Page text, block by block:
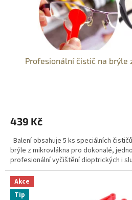
Profesionální čistič na brýle
439 Kč
Balení obsahuje 5 ks speciálních
brýle z mikrovlákna pro dokonalé,
profesionální vyčištění dioptrických i
Akce
Tip